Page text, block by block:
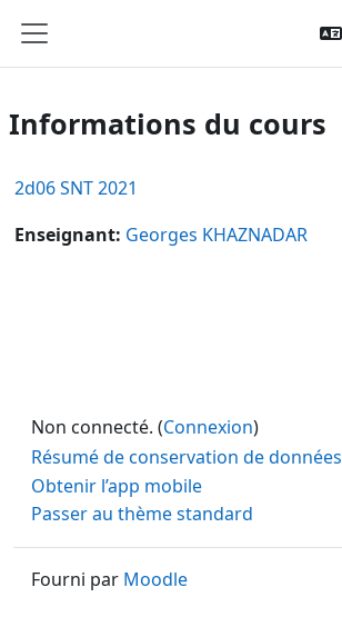
Panneau latéral
Informations du cours
2d06 SNT 2021
Enseignant: Georges KHAZNADAR
Non connecté. (Connexion)
Résumé de conservation de données
Obtenir l’app mobile
Passer au thème standard
Fourni par Moodle